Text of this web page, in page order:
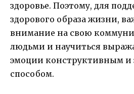
здоровье. Поэтому, для
здорового образа жизни,
внимание на свою
людьми и научиться
эмоции конструктивным
способом.